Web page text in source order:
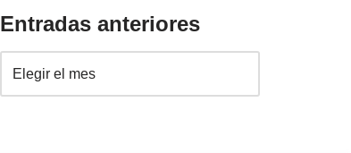
Entradas anteriores